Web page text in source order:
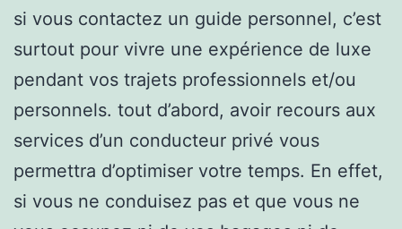
si vous contactez un guide personnel, c’est
surtout pour vivre une expérience de luxe
pendant vos trajets professionnels et/ou
personnels. tout d’abord, avoir recours aux
services d’un conducteur privé vous
permettra d’optimiser votre temps. En effet,
si vous ne conduisez pas et que vous ne